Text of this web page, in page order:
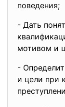
поведения;
- Дать
мотивом и
-
и цели при